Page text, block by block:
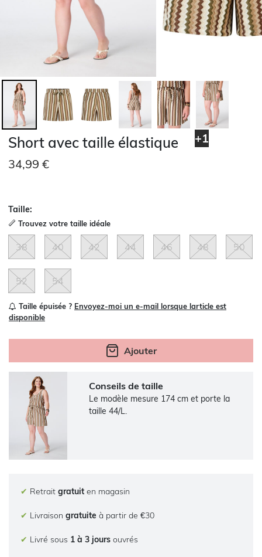
+1
Short avec taille élastique
34,99 €
Taille:
Trouvez votre taille idéale
38 40 42 44 46 48 50
52 54
Taille épuisée ? Envoyez-moi un e-mail lorsque larticle est
disponible
Ajouter
Conseils de taille
Le modèle mesure 174 cm et porte la
taille 44/L.
✔ Retrait gratuit en magasin
✔ Livraison gratuite à partir de €30
✔ Livré sous 1 à 3 jours ouvrés